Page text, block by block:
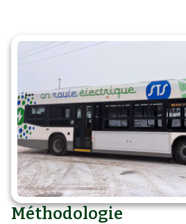
Méthodologie